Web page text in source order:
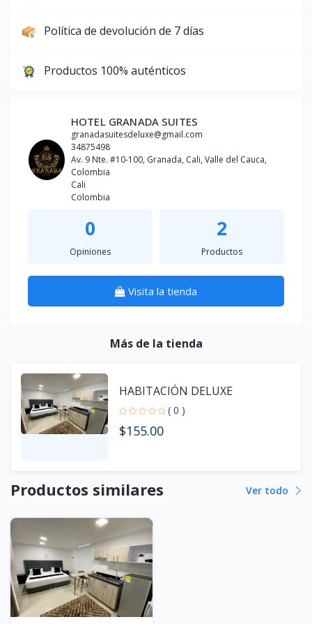
Política de devolución de 7 días
Productos 100% auténticos
HOTEL GRANADA SUITES
granadasuitesdeluxe@gmail.com
34875498
Av. 9 Nte. #10-100, Granada, Cali, Valle del Cauca,
Colombia
Cali
Colombia
0
Opiniones
2
Productos
Visita la tienda
Más de la tienda
HABITACIÓN DELUXE
( 0 )
$155.00
Productos similares Ver todo